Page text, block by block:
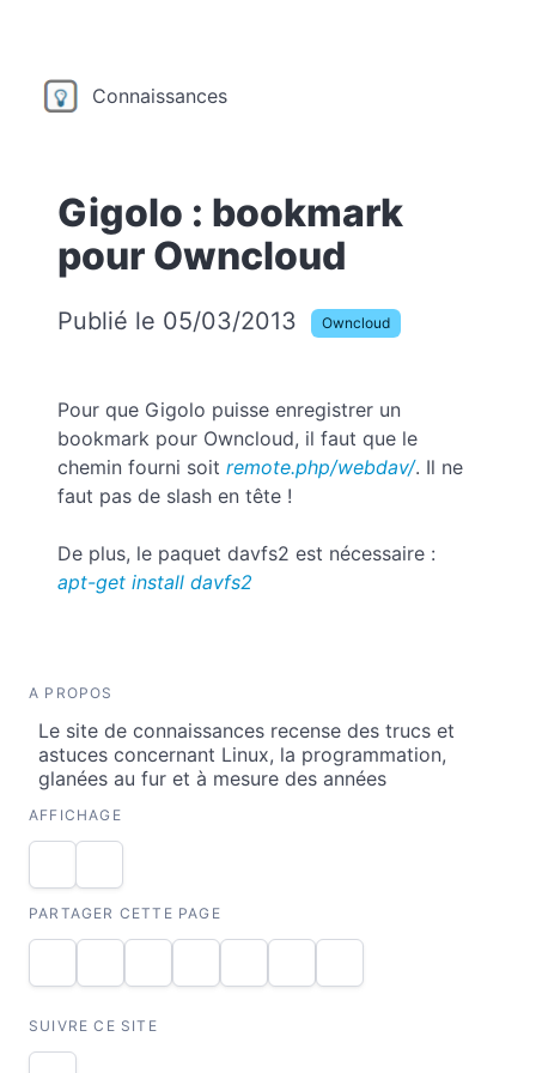
Connaissances
Gigolo : bookmark
pour Owncloud
Publié le 05/03/2013 Owncloud
Pour que Gigolo puisse enregistrer un
bookmark pour Owncloud, il faut que le
chemin fourni soit remote.php/webdav/. Il ne
faut pas de slash en tête !
De plus, le paquet davfs2 est nécessaire :
apt-get install davfs2
A PROPOS
Le site de connaissances recense des trucs et
astuces concernant Linux, la programmation,
glanées au fur et à mesure des années
AFFICHAGE
PARTAGER CETTE PAGE
SUIVRE CE SITE